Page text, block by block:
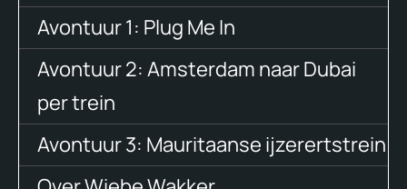
Avontuur 1: Plug Me In
Avontuur 2: Amsterdam naar Dubai
per trein
Avontuur 3: Mauritaanse ijzerertstrein